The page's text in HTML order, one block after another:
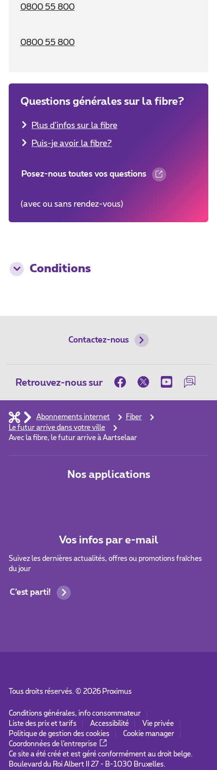
0800 55 800
0800 55 800
Questions générales sur la fibre?
Plus d’infos sur la fibre
Puis-je avoir la fibre?
Posez-nous toutes vos questions
(avec ou sans rendez-vous)
Conditions
Contactez-nous
Retrouvez-nous sur
Abonnements internet
Fiber
Le futur arrive dans votre ville
Avec la fibre, le futur arrive à Aartselaar
Nos applications
Vos infos par e-mail
Suivez les dernières actualités, offres ou promotions fraîches
du jour
C’est parti!
Tous droits réservés. © 2026Proximus
Conditions générales, info consommateur
Liste des prix et tarifs
Accessibilité
Vie privée
Politique de gestion des cookies
Cookie manager
Coordonnées de l’entreprise
Ce site a été créé et est géré conformément au droit belge.
Boulevard du Roi Albert II 27 - B-1030 Bruxelles.